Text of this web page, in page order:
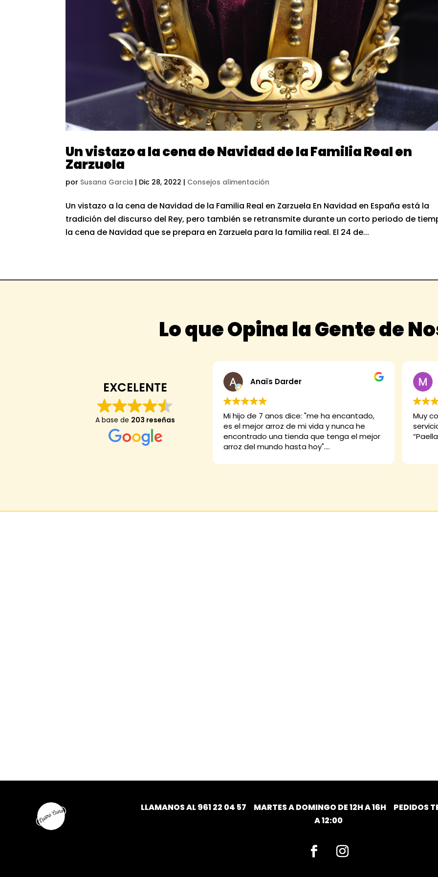
Un vistazo a la cena de Navidad de la Familia Real en
Zarzuela
por Susana Garcia | Dic 28, 2022 | Consejos alimentación
Un vistazo a la cena de Navidad de la Familia Real en Zarzuela En Navidad en España está la
tradición del discurso del Rey, pero también se retransmite durante un corto periodo de
la cena de Navidad que se prepara en Zarzuela para la familia real. El 24 de...
Lo que Opina la Gente de
EXCELENTE
A base de 203 reseñas
Anaïs Darder
Mi hijo de 7 anos dice: "me ha encantado,
es el mejor arroz de mi vida y nunca he
encontrado una tienda que tenga el mejor
arroz del mundo hasta hoy".
la paella, las croquetas... Y ellos no pueden
Muy
LLAMANOS AL961 22 04 57 MARTES A DOMINGO DE 12H A 16H PEDIDOS
A 12:00